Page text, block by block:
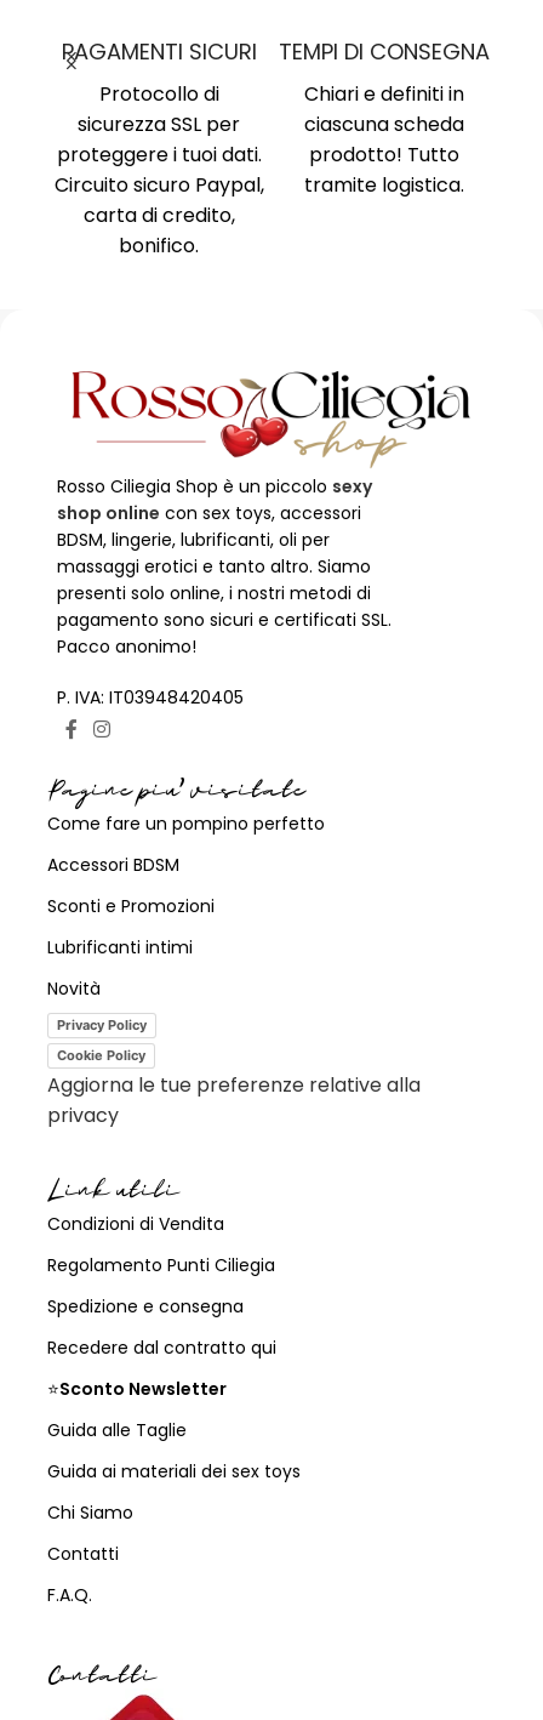
PAGAMENTI SICURI
Protocollo di
sicurezza SSL per
proteggere i tuoi dati.
Circuito sicuro Paypal,
carta di credito,
bonifico.
TEMPI DI CONSEGNA
Chiari e definiti in
ciascuna scheda
prodotto! Tutto
tramite logistica.
Rosso Ciliegia Shop è un piccolo sexy
shop online con sex toys, accessori
BDSM, lingerie, lubrificanti, oli per
massaggi erotici e tanto altro. Siamo
presenti solo online, i nostri metodi di
pagamento sono sicuri e certificati SSL.
Pacco anonimo!
P. IVA: IT03948420405
Pagine piu' visitate
Come fare un pompino perfetto
Accessori BDSM
Sconti e Promozioni
Lubrificanti intimi
Novità
Privacy Policy
Cookie Policy
Aggiorna le tue preferenze relative alla
privacy
Link utili
Condizioni di Vendita
Regolamento Punti Ciliegia
Spedizione e consegna
Recedere dal contratto qui
⭐Sconto Newsletter
Guida alle Taglie
Guida ai materiali dei sex toys
Chi Siamo
Contatti
F.A.Q.
Contatti